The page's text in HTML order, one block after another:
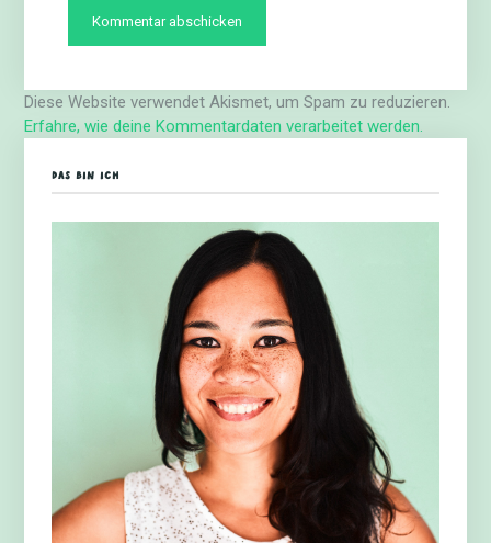
Diese Website verwendet Akismet, um Spam zu reduzieren.
Erfahre, wie deine Kommentardaten verarbeitet werden.
DAS BIN ICH